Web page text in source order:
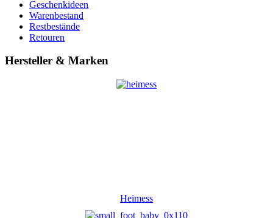
Geschenkideen
Warenbestand
Restbestände
Retouren
Hersteller & Marken
Heimess